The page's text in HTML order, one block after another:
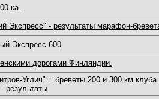
ка.
Экспресс" - результаты марафон-
Экспресс 600
дорогами Финляндии.
Углич" = бреветы 200 и 300 км клуба